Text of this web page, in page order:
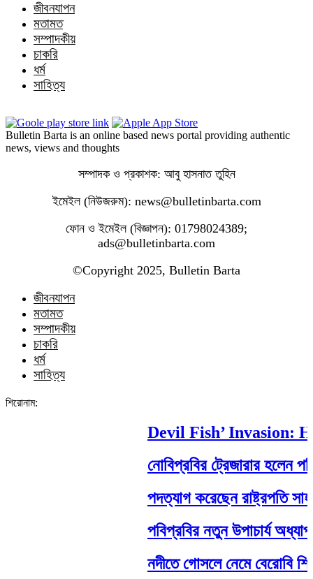
জীবনযাপন
মতামত
সম্পাদকীয়
চাকরি
ধর্ম
সাহিত্য
Bulletin Barta is an online based news portal providing authentic
news, views and thoughts
সম্পাদক ও প্রকাশক: আবু হাসনাত তুহিন
ইমেইল (নিউজরুম): news@bulletinbarta.com
ফোন ও ইমেইল (বিজ্ঞাপন): 01798024389;
ads@bulletinbarta.com
©️Copyright 2025, Bulletin Barta
জীবনযাপন
মতামত
সম্পাদকীয়
চাকরি
ধর্ম
সাহিত্য
শিরোনাম:
Devil Fish’ Invasion:
নোবিপ্রবির ট্রেজারার হলেন
পদত্যাগ করেছেন রাষ্ট্রপতি
পবিপ্রবির নতুন উপাচার্য
নদীতে গোসলে নেমে বেরোবি